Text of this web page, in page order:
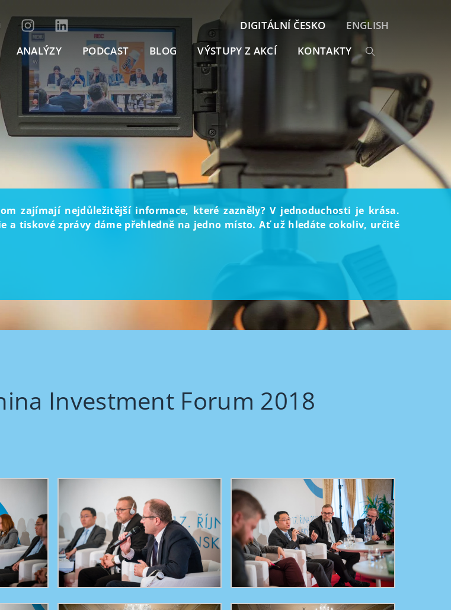
ANALÝZY PODCAST BLOG VÝSTUPY Z AKCÍ KONTAKTY
DIGITÁLNÍ ČESKO ENGLISH
zajímají nejdůležitější informace, které zazněly? V jednoduchosti je krása.
a tiskové zprávy dáme přehledně na jedno místo. Ať už hledáte cokoliv, určitě
Investment Forum 2018